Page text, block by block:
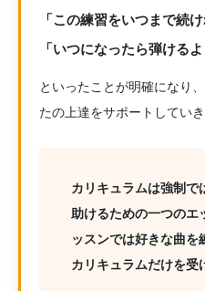
「この練習をいつまで続
「いつになったら弾ける
といったことが明確になり
たの上達をサポートしていき
カリキュラムは強制で
助けるための一つのエ
ッスンでは好きな曲を
カリキュラムだけを受